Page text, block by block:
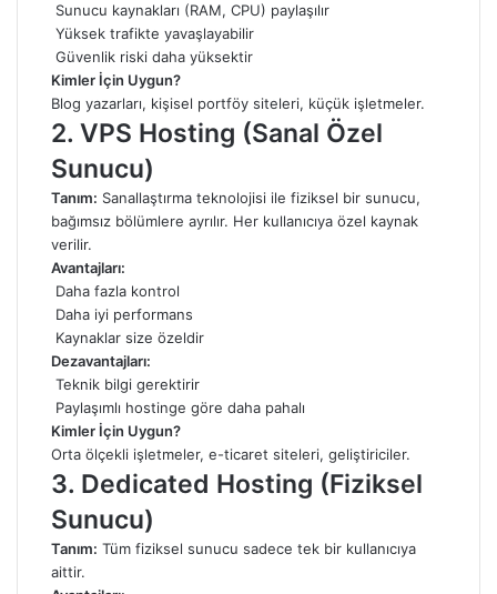
Sunucu kaynakları (RAM, CPU) paylaşılır
Yüksek trafikte yavaşlayabilir
Güvenlik riski daha yüksektir
Kimler İçin Uygun?
Blog yazarları, kişisel portföy siteleri, küçük işletmeler.
2. VPS Hosting (Sanal Özel
Sunucu)
Tanım: Sanallaştırma teknolojisi ile fiziksel bir sunucu,
bağımsız bölümlere ayrılır. Her kullanıcıya özel kaynak
verilir.
Avantajları:
Daha fazla kontrol
Daha iyi performans
Kaynaklar size özeldir
Dezavantajları:
Teknik bilgi gerektirir
Paylaşımlı hostinge göre daha pahalı
Kimler İçin Uygun?
Orta ölçekli işletmeler, e-ticaret siteleri, geliştiriciler.
3. Dedicated Hosting (Fiziksel
Sunucu)
Tanım: Tüm fiziksel sunucu sadece tek bir kullanıcıya
aittir.